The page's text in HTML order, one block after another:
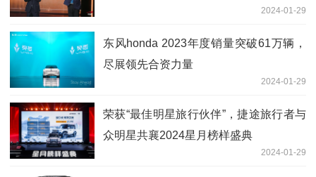
2024-01-29
东风honda 2023年度销量突破61万辆，
尽展领先合资力量
2024-01-29
荣获“最佳明星旅行伙伴”，捷途旅行者与
众明星共襄2024星月榜样盛典
2024-01-29